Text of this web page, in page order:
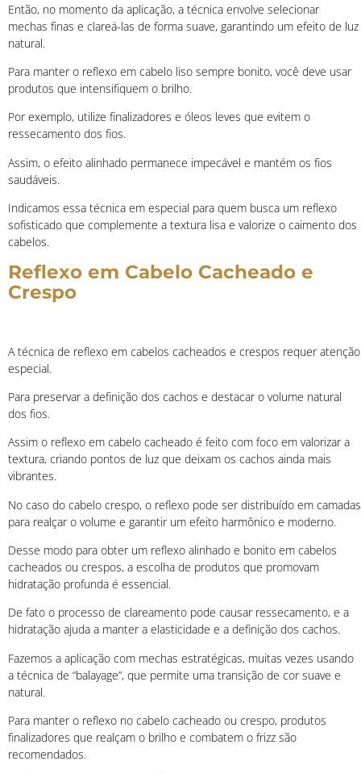
Então, no momento da aplicação, a técnica envolve selecionar
mechas finas e clareá-las de forma suave, garantindo um efeito de luz
natural.
Para manter o reflexo em cabelo liso sempre bonito, você deve usar
produtos que intensifiquem o brilho.
Por exemplo, utilize finalizadores e óleos leves que evitem o
ressecamento dos fios.
Assim, o efeito alinhado permanece impecável e mantém os fios
saudáveis.
Indicamos essa técnica em especial para quem busca um reflexo
sofisticado que complemente a textura lisa e valorize o caimento dos
cabelos.
Reflexo em Cabelo Cacheado e
Crespo
A técnica de reflexo em cabelos cacheados e crespos requer atenção
especial.
Para preservar a definição dos cachos e destacar o volume natural
dos fios.
Assim o reflexo em cabelo cacheado é feito com foco em valorizar a
textura, criando pontos de luz que deixam os cachos ainda mais
vibrantes.
No caso do cabelo crespo, o reflexo pode ser distribuído em camadas
para realçar o volume e garantir um efeito harmônico e moderno.
Desse modo para obter um reflexo alinhado e bonito em cabelos
cacheados ou crespos, a escolha de produtos que promovam
hidratação profunda é essencial.
De fato o processo de clareamento pode causar ressecamento, e a
hidratação ajuda a manter a elasticidade e a definição dos cachos.
Fazemos a aplicação com mechas estratégicas, muitas vezes usando
a técnica de “balayage”, que permite uma transição de cor suave e
natural.
Para manter o reflexo no cabelo cacheado ou crespo, produtos
finalizadores que realçam o brilho e combatem o frizz são
recomendados.